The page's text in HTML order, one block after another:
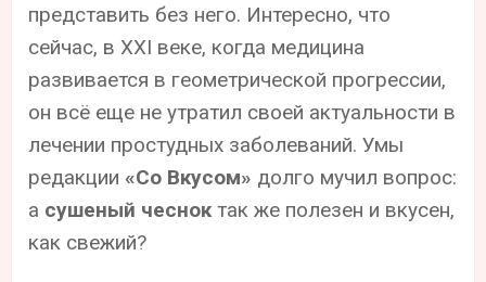
представить без него. Интересно, что
сейчас, в XXI веке, когда медицина
развивается в геометрической прогрессии,
он всё еще не утратил своей актуальности в
лечении простудных заболеваний. Умы
редакции «Со Вкусом» долго мучил вопрос:
а сушеный чесноктак же полезен и вкусен,
как свежий?